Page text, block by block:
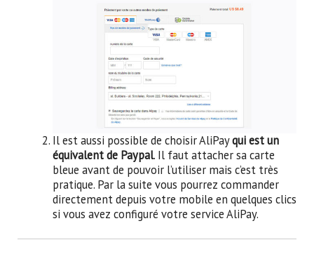
Il est aussi possible de choisir AliPayqui est un
équivalent de Paypal. Il faut attacher sa carte
bleue avant de pouvoir l’utiliser mais c’est très
pratique. Par la suite vous pourrez commander
directement depuis votre mobile en quelques clics
si vous avez configuré votre service AliPay.